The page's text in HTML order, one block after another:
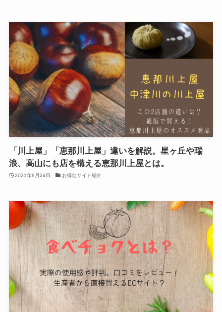
「川上屋」「恵那川上屋」違いを解説。星ヶ丘や瑞
浪、高山にも店を構える恵那川上屋とは。
2021年9月24日 お得なサイト紹介